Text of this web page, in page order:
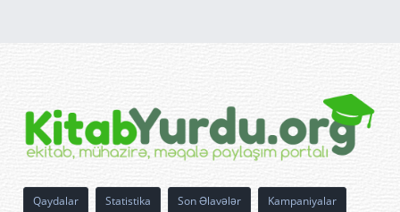
Qaydalar Statistika Son Əlavələr Kampaniyalar